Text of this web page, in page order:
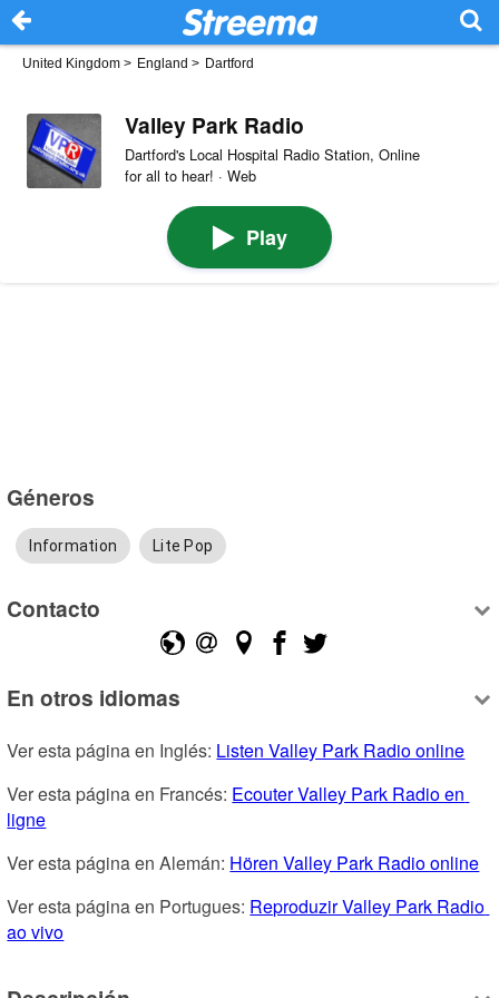
United Kingdom > England > Dartford
Valley Park Radio
Dartford's Local Hospital Radio Station, Online
for all to hear! · Web
Play
Géneros
Information Lite Pop
Contacto
En otros idiomas
Ver esta página en Inglés: Listen Valley Park Radio online
Ver esta página en Francés: Ecouter Valley Park Radio en
ligne
Ver esta página en Alemán: Hören Valley Park Radio online
Ver esta página en Portugues: Reproduzir Valley Park Radio
ao vivo